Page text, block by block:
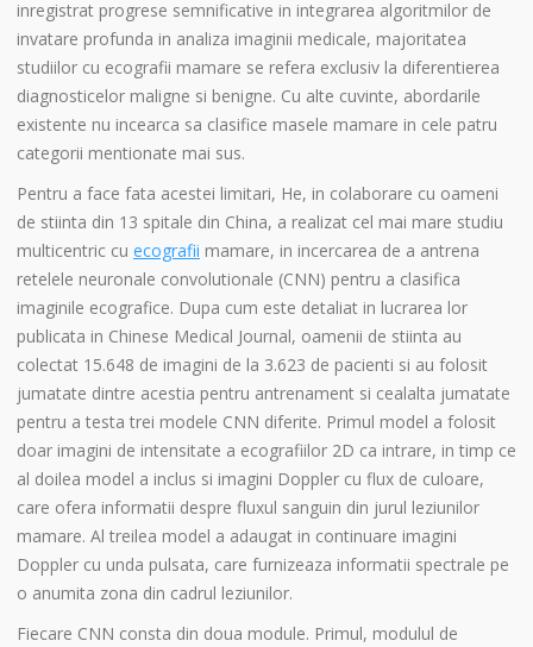
inregistrat progrese semnificative in integrarea algoritmilor de
invatare profunda in analiza imaginii medicale, majoritatea
studiilor cu ecografii mamare se refera exclusiv la diferentierea
diagnosticelor maligne si benigne. Cu alte cuvinte, abordarile
existente nu incearca sa clasifice masele mamare in cele patru
categorii mentionate mai sus.
Pentru a face fata acestei limitari, He, in colaborare cu oameni
de stiinta din 13 spitale din China, a realizat cel mai mare studiu
multicentric cu ecografii mamare, in incercarea de a antrena
retelele neuronale convolutionale (CNN) pentru a clasifica
imaginile ecografice. Dupa cum este detaliat in lucrarea lor
publicata in Chinese Medical Journal, oamenii de stiinta au
colectat 15.648 de imagini de la 3.623 de pacienti si au folosit
jumatate dintre acestia pentru antrenament si cealalta jumatate
pentru a testa trei modele CNN diferite. Primul model a folosit
doar imagini de intensitate a ecografiilor 2D ca intrare, in timp ce
al doilea model a inclus si imagini Doppler cu flux de culoare,
care ofera informatii despre fluxul sanguin din jurul leziunilor
mamare. Al treilea model a adaugat in continuare imagini
Doppler cu unda pulsata, care furnizeaza informatii spectrale pe
o anumita zona din cadrul leziunilor.
Fiecare CNN consta din doua module. Primul, modulul de